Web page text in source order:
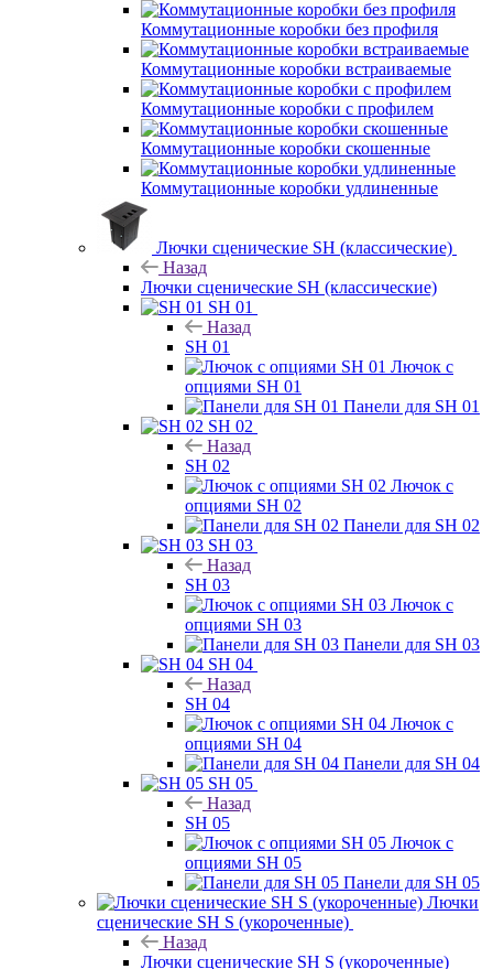
Коммутационные коробки без профиля
Коммутационные коробки встраиваемые
Коммутационные коробки с профилем
Коммутационные коробки скошенные
Коммутационные коробки удлиненные
Лючки сценические SH (классические)
Назад
Лючки сценические SH (классические)
SH 01
Назад
SH 01
Лючок с
опциями SH 01
Панели для SH 01
SH 02
Назад
SH 02
Лючок с
опциями SH 02
Панели для SH 02
SH 03
Назад
SH 03
Лючок с
опциями SH 03
Панели для SH 03
SH 04
Назад
SH 04
Лючок с
опциями SH 04
Панели для SH 04
SH 05
Назад
SH 05
Лючок с
опциями SH 05
Панели для SH 05
Лючки
сценические SH S (укороченные)
Назад
Лючки сценические SH S (укороченные)